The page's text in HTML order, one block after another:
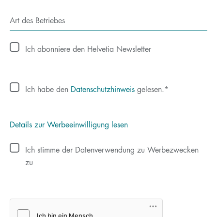
Art des Betriebes
Ich abonniere den Helvetia Newsletter
Ich habe den Datenschutzhinweis gelesen.
Details zur Werbeeinwilligung lesen
Ich stimme der Datenverwendung zu Werbezwecken
zu